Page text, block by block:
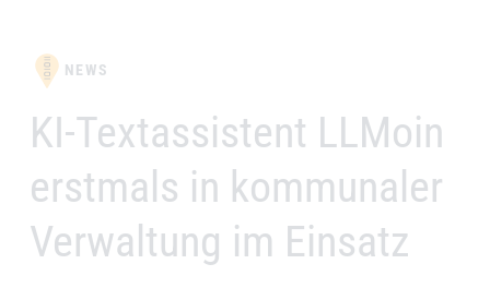
NEWS
–KI-Textassistent LLMoin
erstmals in kommunaler
Verwaltung im Einsatz